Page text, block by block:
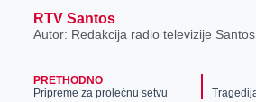
RTV Santos
Autor: Redakcija radio televizije Santos
PRETHODNO
Pripreme za prolećnu setvu